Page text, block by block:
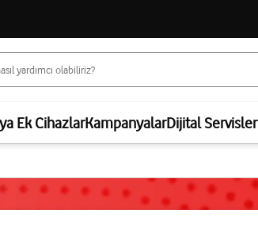
Ek CihazlarKampanyalarDijital Servisler